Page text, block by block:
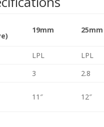
19mm 25mm
LPL
LPL
3
2.8
11″ 12″